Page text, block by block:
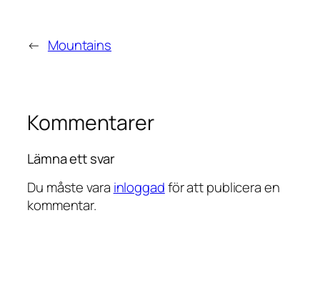
← Mountains
Kommentarer
Lämna ett svar
Du måste vara inloggadför att publicera en
kommentar.